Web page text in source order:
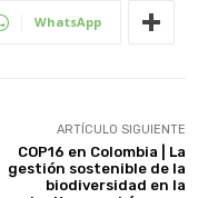
WhatsApp
ARTÍCULO SIGUIENTE
COP16 en Colombia | La
gestión sostenible de la
biodiversidad en la